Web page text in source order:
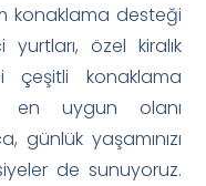
konaklama desteği
özel kiralık
çeşitli konaklama
en uygun olanı
günlük yaşamınızı
de sunuyoruz.